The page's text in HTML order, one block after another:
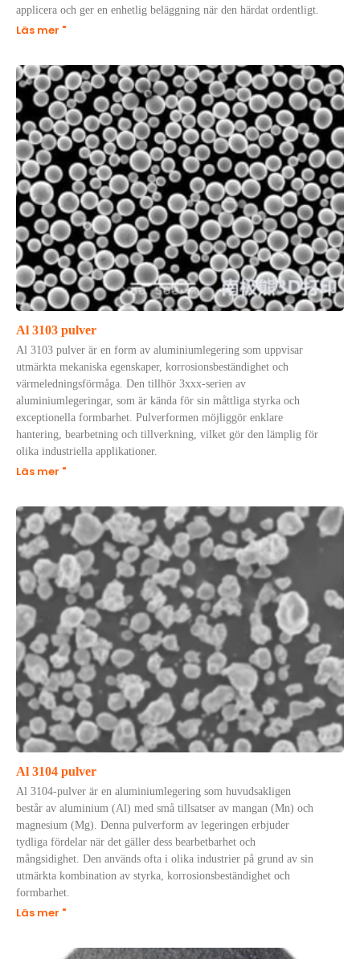
applicera och ger en enhetlig beläggning när den härdat ordentligt.
Läs mer "
Al 3103 pulver
Al 3103 pulver är en form av aluminiumlegering som uppvisar
utmärkta mekaniska egenskaper, korrosionsbeständighet och
värmeledningsförmåga. Den tillhör 3xxx-serien av
aluminiumlegeringar, som är kända för sin måttliga styrka och
exceptionella formbarhet. Pulverformen möjliggör enklare
hantering, bearbetning och tillverkning, vilket gör den lämplig för
olika industriella applikationer.
Läs mer "
Al 3104 pulver
Al 3104-pulver är en aluminiumlegering som huvudsakligen
består av aluminium (Al) med små tillsatser av mangan (Mn) och
magnesium (Mg). Denna pulverform av legeringen erbjuder
tydliga fördelar när det gäller dess bearbetbarhet och
mångsidighet. Den används ofta i olika industrier på grund av sin
utmärkta kombination av styrka, korrosionsbeständighet och
formbarhet.
Läs mer "